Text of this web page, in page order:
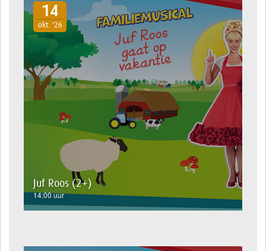
14
okt. '26
Juf Roos (2+)
14:00 uur